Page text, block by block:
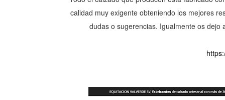
calidad muy exigente obteniendo los mejores
dudas o sugerencias. Igualmente os dejo